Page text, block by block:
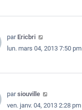
par Ericbri
lun. mars 04, 2013 7:50 pm
parsiouville
ven. janv. 04, 2013 2:28 pm